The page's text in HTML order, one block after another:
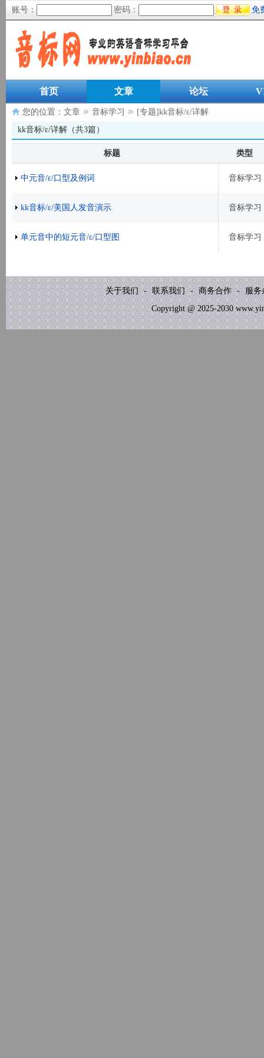
账号： 密码： 免
首页 文章 论坛
您的位置： 文章 音标学习
[专题]kk音标/ɛ/详解
kk音标/ɛ/详解（共3篇）
标题 类型
中元音/ɛ/口型及例词 音标学习
kk音标/ɛ/美国人发音演示 音标学习
单元音中的短元音/ɛ/口型图 音标学习
关于我们 - 联系我们 - 商务合作 - 服务
Copyright @ 2025-2030